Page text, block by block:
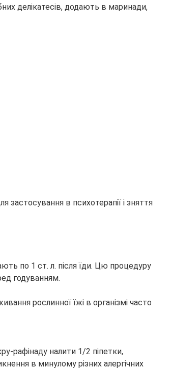
делікатесів, додають в маринади,
в психотерапії і зняття
по 1 ст. л. після їди. Цю процедуру
годуванням.
рослинної їжі в організмі часто
рафінаду налити 1/2 піпетки,
в минулому різних алергічних